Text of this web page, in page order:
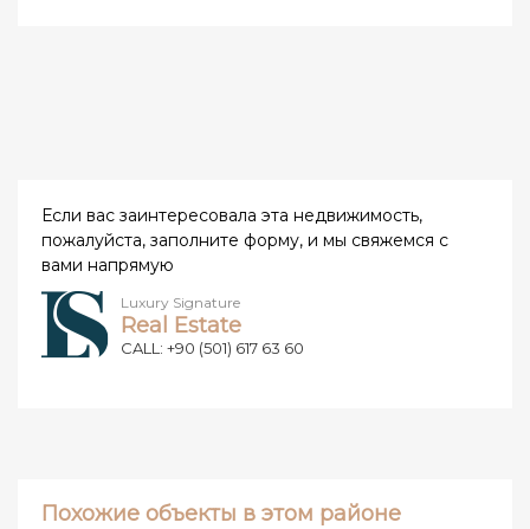
Если вас заинтересовала эта недвижимость,
пожалуйста, заполните форму, и мы свяжемся с
вами напрямую
Luxury Signature
Real Estate
CALL: +90 (501) 617 63 60
Похожие объекты в этом районе